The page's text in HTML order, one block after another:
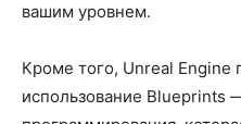
вашим уровнем.
Кроме того, Unreal Engine
использование Blueprints